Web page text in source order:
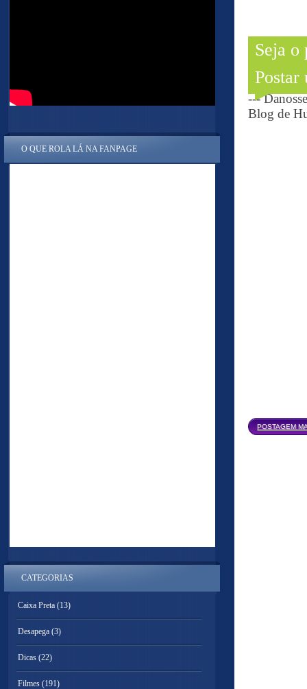
Seja o
Postar
---
Blog de
POSTAGEM
O QUE ROLA LÁ NA FANPAGE
CATEGORIAS
Caixa Preta (13)
Desapega (3)
Dicas (22)
Filmes (191)